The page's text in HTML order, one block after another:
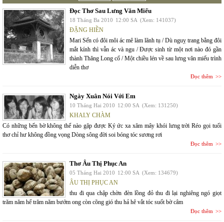
Đọc Thơ Sau Lưng Văn Miếu
18 Tháng Ba 2010 12:00 SA (Xem: 141037)
ĐẶNG HIỀN
Mari Sến có đôi môi ác mê làm lãnh tụ / Dù nguỵ trang bằng đôi
mắt kính thì vẫn ác và ngu / Được sinh từ một nơi nào đó gần
thành Thăng Long cổ / Một chiều lén về sau lưng văn miếu trình
diễn thơ
Đọc thêm
Ngày Xuân Nói Với Em
10 Tháng Hai 2010 12:00 SA (Xem: 131250)
KHALY CHÀM
Có những bến bờ không thể nào gặp được Ký ức xa xăm mây khói lưng trời Réo gọi tuổi
thơ chỉ hư không đồng vọng Dòng sông đời soi bóng tóc sương rơi
Đọc thêm
Thơ Âu Thị Phục An
05 Tháng Hai 2010 12:00 SA (Xem: 134679)
ÂU THỊ PHỤC AN
thu đi qua chập chờn đèn lồng đỏ thu đi lại nghiêng ngó giọt
trăm năm hể trăm năm bướm ong còn cõng gió thu hả hê vắt tóc suốt bờ câm
Đọc thêm